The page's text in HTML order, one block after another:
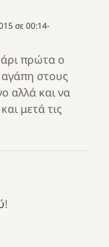
σε 00:14-
πρώτα ο
στους
αλλά και να
μετά τις
!